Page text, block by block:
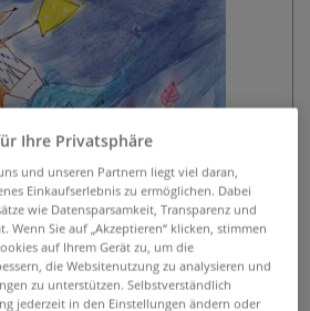
Ihre Privatsphäre
und unseren Partnern liegt viel daran,
Einkaufserlebnis zu ermöglichen. Dabei
wie Datensparsamkeit, Transparenz und
Wenn Sie auf „Akzeptieren“ klicken, stimmen
auf Ihrem Gerät zu, um die
die Websitenutzung zu analysieren und
zu unterstützen. Selbstverständlich
jederzeit in den Einstellungen ändern oder